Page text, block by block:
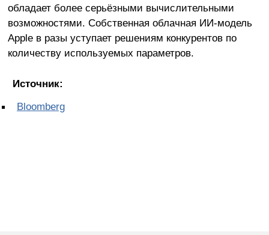
обладает более серьёзными вычислительными
возможностями. Собственная облачная ИИ-модель
Apple в разы уступает решениям конкурентов по
количеству используемых параметров.
Источник:
Bloomberg